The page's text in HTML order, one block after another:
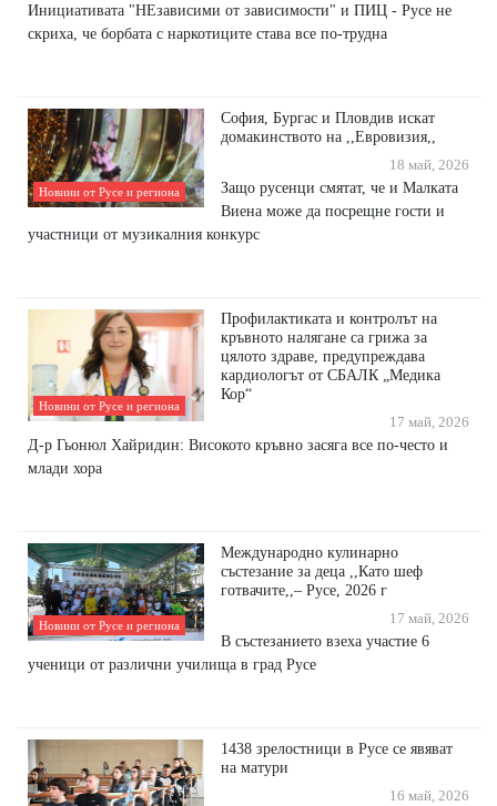
Инициативата "НЕзависими от зависимости" и ПИЦ - Русе не
скриха, че борбата с наркотиците става все по-трудна
Новини от Русе и региона
София, Бургас и Пловдив искат
домакинството на ,,Евровизия,,
18 май, 2026
Защо русенци смятат, че и Малката
Виена може да посрещне гости и
участници от музикалния конкурс
Новини от Русе и региона
Профилактиката и контролът на
кръвното налягане са грижа за
цялото здраве, предупреждава
кардиологът от СБАЛК „Медика
Кор“
17 май, 2026
Д-р Гьонюл Хайридин: Високото кръвно засяга все по-често и
млади хора
Новини от Русе и региона
Международно кулинарно
състезание за деца ,,Като шеф
готвачите,,– Русе, 2026 г
17 май, 2026
В състезанието взеха участие 6
ученици от различни училища в град Русе
1438 зрелостници в Русе се явяват
на матури
16 май, 2026